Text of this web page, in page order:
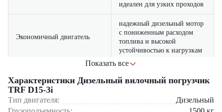
идеален для узких проходов
Экономичный двигатель
надежный дизельный мотор
с пониженным расходом
топлива и высокой
устойчивостью к нагрузкам
Простота обслуживания
узлам и агрегатам снижает
Показать все
Характеристики Дизельный вилочный погрузчик
TRF D15-3i
Тип двигателя:
Дизельный